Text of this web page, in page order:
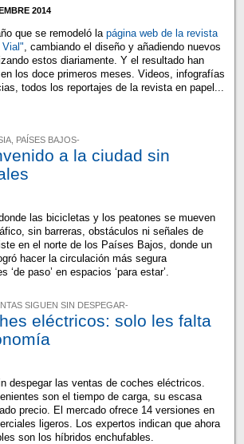
2014
que se remodeló la página web de la revista
, cambiando el diseño y añadiendo nuevos
estos diariamente. Y el resultado han
los doce primeros meses. Videos, infografías
todos los reportajes de la revista en papel...
PAÍSES BAJOS-
a la ciudad sin
las bicicletas y los peatones se mueven
sin barreras, obstáculos ni señales de
en el norte de los Países Bajos, donde un
hacer la circulación más segura
‘de paso’ en espacios ‘para estar’.
SIGUEN SIN DESPEGAR-
eléctricos: solo les falta
despegar las ventas de coches eléctricos.
son el tiempo de carga, su escasa
precio. El mercado ofrece 14 versiones en
ligeros. Los expertos indican que ahora
son los híbridos enchufables.